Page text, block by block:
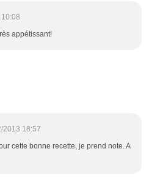
appétissant!
2013 18:57
cette bonne recette, je prend note. A